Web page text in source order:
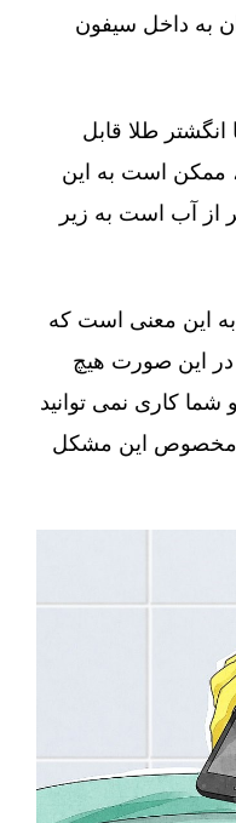
به داخل سیفون
انگشتر طلا قابل
ممکن است به این
از آب است به زیر
این معنی است که
در این صورت هیچ
کاری نمی توانید
مخصوص این مشکل